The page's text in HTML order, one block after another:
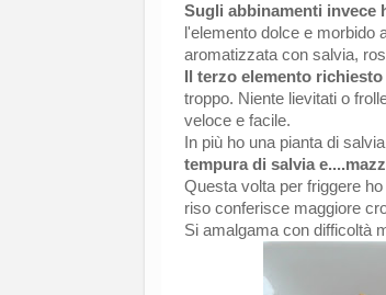
Sugli abbinamenti invece
l'elemento dolce e morbido
aromatizzata con salvia,
Il terzo elemento
troppo. Niente lievitati o
veloce e facile.
In più ho una pianta di
tempura di salvia
Questa volta per friggere
riso conferisce maggiore
Si amalgama con difficoltà